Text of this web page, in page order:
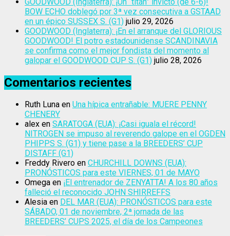
BOW ECHO doblegó por 3ª vez consecutiva a GSTAAD
en un épico SUSSEX S. (G1) julio 29, 2026
GOODWOOD (Inglaterra): ¡En el arranque del GLORIOUS
GOODWOOD! El potro estadounidense SCANDINAVIA
se confirma como el mejor fondista del momento al
galopar el GOODWOOD CUP S. (G1) julio 28, 2026
Comentarios recientes
Ruth Luna en Una hípica entrañable: MUERE PENNY
CHENERY
alex en SARATOGA (EUA): ¡Casi iguala el récord!
NITROGEN se impuso al reverendo galope en el OGDEN
PHIPPS S. (G1) y tiene pase a la BREEDERS’ CUP
DISTAFF (G1)
Freddy Rivero en CHURCHILL DOWNS (EUA):
PRONÓSTICOS para este VIERNES, 01 de MAYO
Omega en ¡El entrenador de ZENYATTA! A los 80 años
falleció el reconocido JOHN SHIRREFFS
Alesia en DEL MAR (EUA): PRONÓSTICOS para este
SÁBADO, 01 de noviembre, 2ª jornada de las
BREEDERS’ CUPS 2025, el día de los Campeones